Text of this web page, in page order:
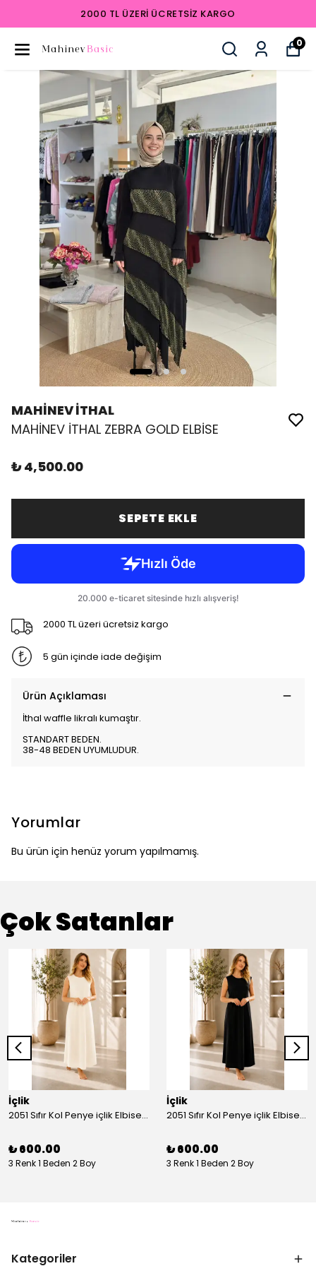
2000 TL ÜZERI ÜCRETSIZ KARGO
0
MAHİNEV İTHAL
MAHİNEV İTHAL ZEBRA GOLD ELBİSE
₺ 4,500.00
SEPETE EKLE
2000 TL üzeri ücretsiz kargo
5 gün içinde iade değişim
Ürün Açıklaması
İthal waffle likralı kumaştır.
STANDART BEDEN.
38-48 BEDEN UYUMLUDUR.
Yorumlar
Bu ürün için henüz yorum yapılmamış.
Çok Satanlar
İçlik
2051 Sıfır Kol Penye içlik Elbise - Ekru
₺ 600.00
3 Renk 1 Beden 2 Boy
İçlik
2051 Sıfır Kol Penye içlik Elbise - Siyah
₺ 600.00
3 Renk 1 Beden 2 Boy
Kategoriler